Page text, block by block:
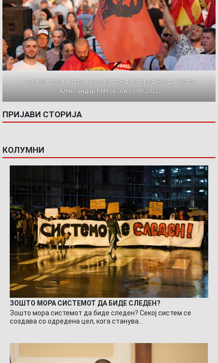
Протест против францускиот предлог пред Влада. Фото:
Александар Митовски,03.06.2022
ПРИЈАВИ СТОРИЈА
КОЛУМНИ
ЗОШТО МОРА СИСТЕМОТ ДА БИДЕ СЛЕДЕН?
Зошто мора системот да биде следен? Секој систем се
создава со одредена цел, кога станува…